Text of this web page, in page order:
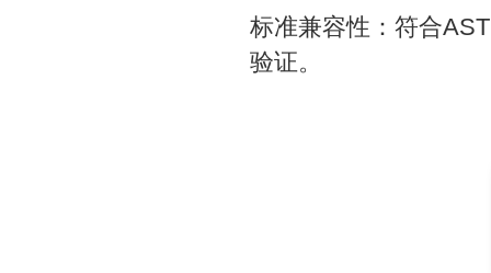
标准兼容性：符合
验证。